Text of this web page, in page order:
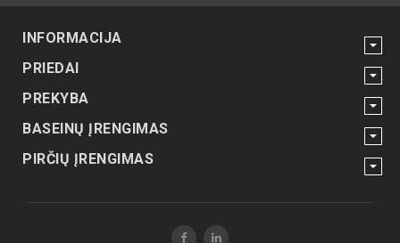
INFORMACIJA
PRIEDAI
PREKYBA
BASEINŲ ĮRENGIMAS
PIRČIŲ ĮRENGIMAS